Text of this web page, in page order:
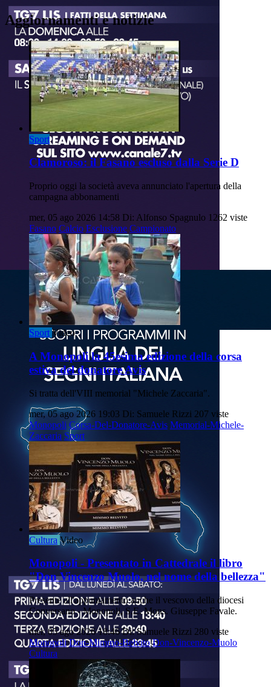
Aggiornamenti e notizie
Sport
Clamoroso: il Fasano escluso dalla Serie D
Proprio oggi la società aveva annunciato l'apertura della
campagna abbonamenti
mer, 05 ago 2026 14:58 Di: Alfonso Spagnulo 1262 viste
Fasano Calcio Esclusione Campionato
Sport Video
A Monopoli la 45esima edizione della corsa
estiva del donatore Avis
Si tratta dell'VIII memorial "Michele Zaccaria".
mer, 05 ago 2026 19:03 Di: Samuele Rizzi 207 viste
Monopoli Corsa-Del-Donatore-Avis Memorial-Michele-
Zaccaria Sport
Cultura Video
Monopoli - Presentato in Cattedrale il libro
"Don Vincenzo Muolo, nel nome della bellezza"
Presente all'appuntamento anche il vescovo della diocesi
Conversano - Monopoli, S.E. Mons. Giuseppe Favale.
mer, 05 ago 2026 18:46 Di: Samuele Rizzi 280 viste
Monopoli Don-Mimmo-Belvito Don-Vincenzo-Muolo
Cultura